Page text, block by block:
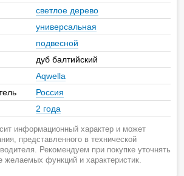
светлое дерево
универсальная
подвесной
дуб балтийский
Aqwella
Россия
2 года
информационный характер и может
представленного в технической
Рекомендуем при покупке уточнять
желаемых функций и характеристик.